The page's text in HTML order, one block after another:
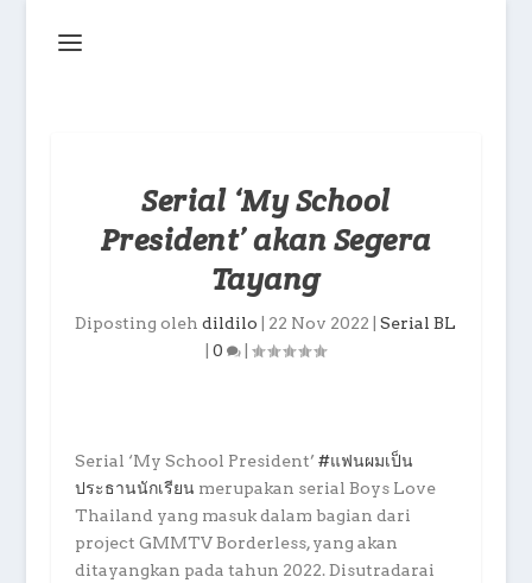
Serial ‘My School
President’ akan Segera
Tayang
Diposting olehdildilo 22 Nov 2022 |Serial BL
|0 |
Serial ‘My School President’ #แฟนผมเป็น
ประธานนักเรียนmerupakan serial Boys Love
Thailand yang masuk dalam bagian dari
project GMMTV Borderless, yang akan
ditayangkan pada tahun 2022. Disutradarai